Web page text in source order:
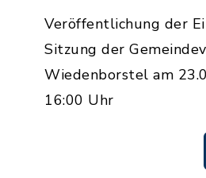
Veröffentlichung der
Sitzung der
Wiedenborstel am
16:00 Uhr